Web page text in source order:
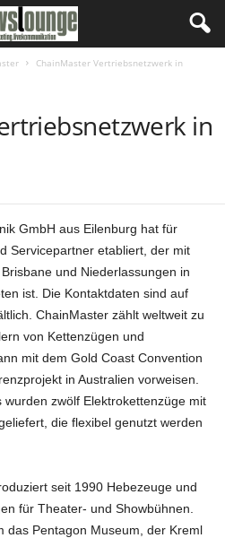
ChainMaster Vertriebsnetzwerk in
in
GmbH aus Eilenburg hat für
Servicepartner etabliert, der mit
und Niederlassungen in
ist. Die Kontaktdaten sind auf
ChainMaster zählt weltweit zu
von Kettenzügen und
mit dem Gold Coast Convention
in Australien vorweisen.
zwölf Elektrokettenzüge mit
die flexibel genutzt werden
seit 1990 Hebezeuge und
für Theater- und Showbühnen.
das Pentagon Museum, der Kreml